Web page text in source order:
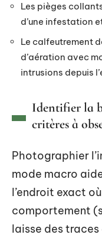
Les pièges
d’une infestation
Le calfeutrement
d’aération avec
intrusions depuis
Identifier la
critères à
Photographier
mode macro
l’endroit exact
comportement
laisse des